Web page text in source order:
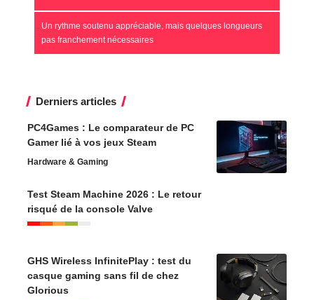
Un rythme soutenu appréciable, mais quelques longueurs
pas franchement nécessaires
Derniers articles
PC4Games : Le comparateur de PC
Gamer lié à vos jeux Steam
Hardware & Gaming
Test Steam Machine 2026 : Le retour
risqué de la console Valve
GHS Wireless InfinitePlay : test du
casque gaming sans fil de chez
Glorious